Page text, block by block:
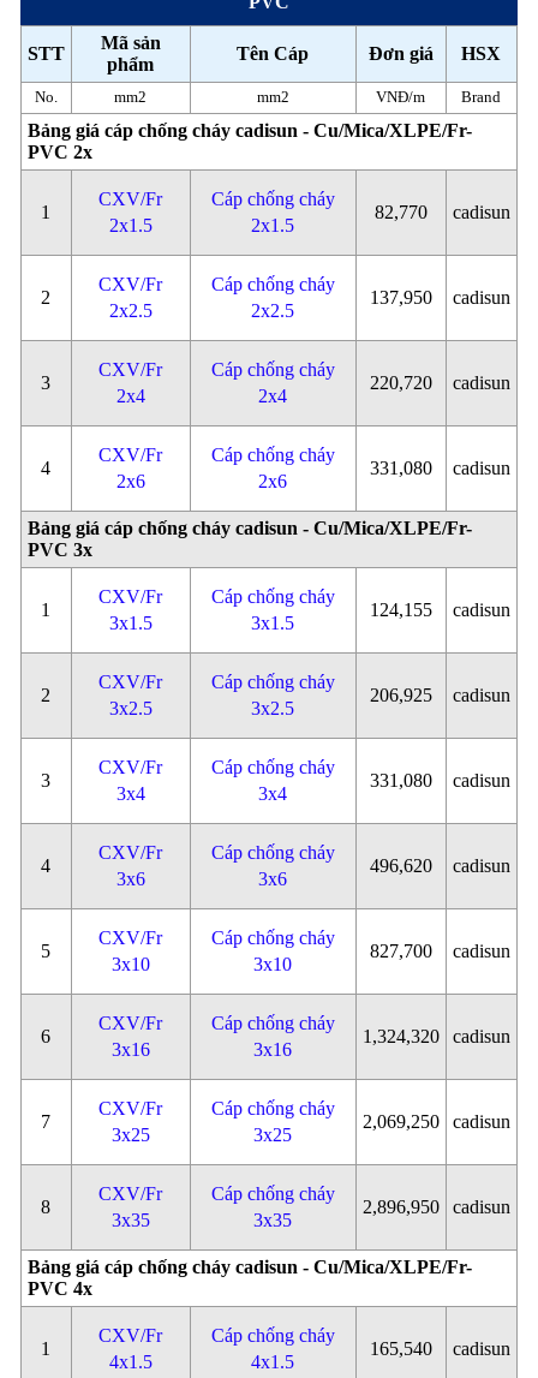
STT
Mã sản
phẩm
Tên Cáp Đơn giá HSX
No. mm2 mm2 VNĐ/m Brand
Bảng giá cáp chống cháy cadisun - Cu/Mica/XLPE/Fr-
PVC 2x
1
CXV/Fr
2x1.5
Cáp chống cháy
2x1.5
82,770 cadisun
2
CXV/Fr
2x2.5
Cáp chống cháy
2x2.5
137,950 cadisun
3
CXV/Fr
2x4
Cáp chống cháy
2x4
220,720 cadisun
4
CXV/Fr
2x6
Cáp chống cháy
2x6
331,080 cadisun
Bảng giá cáp chống cháy cadisun - Cu/Mica/XLPE/Fr-
PVC 3x
1
CXV/Fr
3x1.5
Cáp chống cháy
3x1.5
124,155 cadisun
2
CXV/Fr
3x2.5
Cáp chống cháy
3x2.5
206,925 cadisun
3
CXV/Fr
3x4
Cáp chống cháy
3x4
331,080 cadisun
4
CXV/Fr
3x6
Cáp chống cháy
3x6
496,620 cadisun
5
CXV/Fr
3x10
Cáp chống cháy
3x10
827,700 cadisun
6
CXV/Fr
3x16
Cáp chống cháy
3x16
1,324,320 cadisun
7
CXV/Fr
3x25
Cáp chống cháy
3x25
2,069,250 cadisun
8
CXV/Fr
3x35
Cáp chống cháy
3x35
2,896,950 cadisun
Bảng giá cáp chống cháy cadisun - Cu/Mica/XLPE/Fr-
PVC 4x
1
CXV/Fr
4x1.5
Cáp chống cháy
4x1.5
165,540 cadisun